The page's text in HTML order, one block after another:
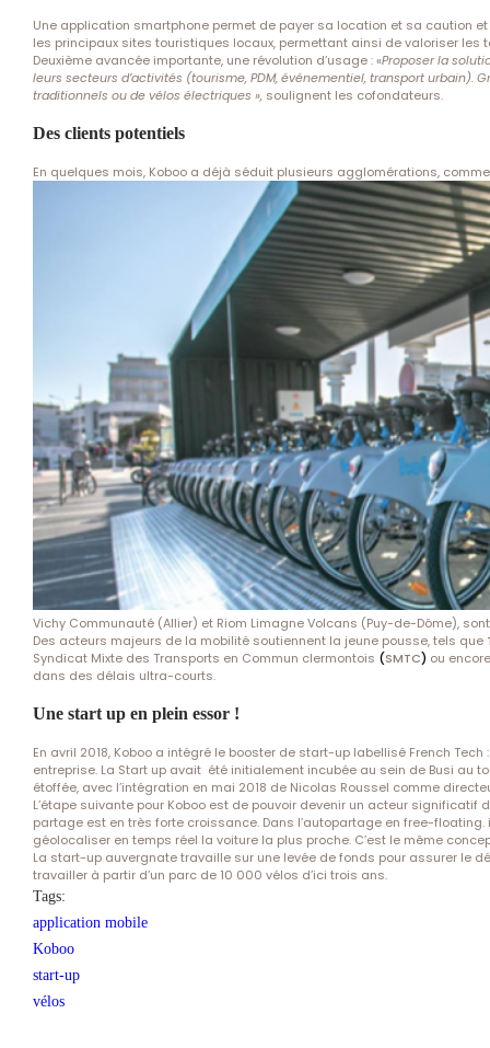
Une application smartphone permet de payer sa location et sa caution
les principaux sites touristiques locaux, permettant ainsi de valoriser les
Deuxième avancée importante, une révolution d’usage : «Proposer la
leurs secteurs d’activités (tourisme, PDM, événementiel, transport urbain).
traditionnels ou de vélos électriques », soulignent les cofondateurs.
Des clients potentiels
En quelques mois, Koboo a déjà séduit plusieurs agglomérations,
Vichy Communauté (Allier) et Riom Limagne Volcans (Puy-de-Dôme),
Des acteurs majeurs de la mobilité soutiennent la jeune pousse, tels que
Syndicat Mixte des Transports en Commun clermontois (SMTC) ou
dans des délais ultra-courts.
Une start up en plein essor !
En avril 2018, Koboo a intégré le booster de start-up labellisé French Tech
entreprise. La Start up avait été initialement incubée au sein de Busi au
étoffée, avec l’intégration en mai 2018 de Nicolas Roussel comme
L’étape suivante pour Koboo est de pouvoir devenir un acteur
partage est en très forte croissance. Dans l’autopartage en free-
géolocaliser en temps réel la voiture la plus proche. C’est le même
La start-up auvergnate travaille sur une levée de fonds pour assurer le
travailler à partir d’un parc de 10 000 vélos d’ici trois ans.
Tags:
application mobile
Koboo
start-up
vélos